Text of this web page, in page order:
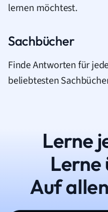
lernen möchtest.
Sachbücher
Finde Antworten für
beliebtesten
Lerne
Lerne
Auf